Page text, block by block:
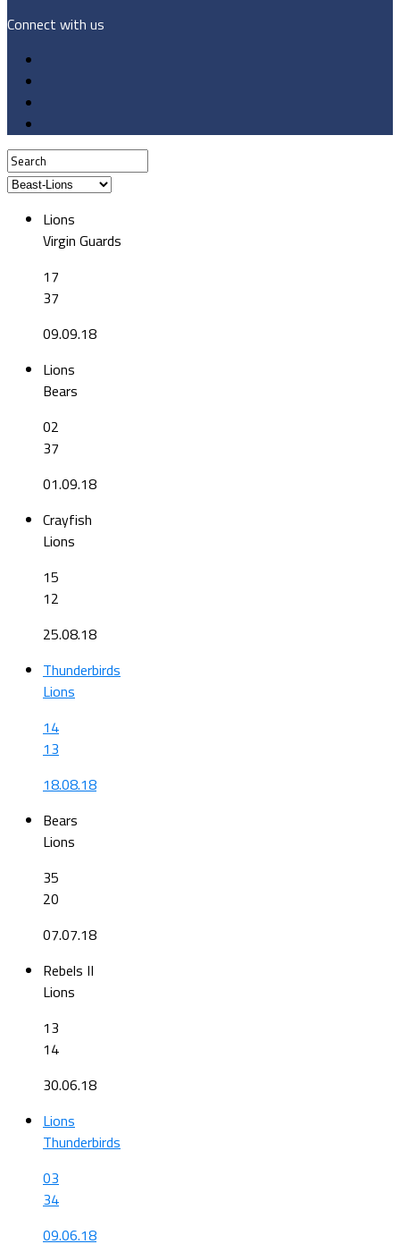
Connect with us
Lions
Virgin Guards
17
37
09.09.18
Lions
Bears
02
37
01.09.18
Crayfish
Lions
15
12
25.08.18
Thunderbirds
Lions
14
13
18.08.18
Bears
Lions
35
20
07.07.18
Rebels II
Lions
13
14
30.06.18
Lions
Thunderbirds
03
34
09.06.18